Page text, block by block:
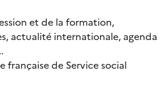
et de la formation,
actualité internationale, agenda
française de Service social